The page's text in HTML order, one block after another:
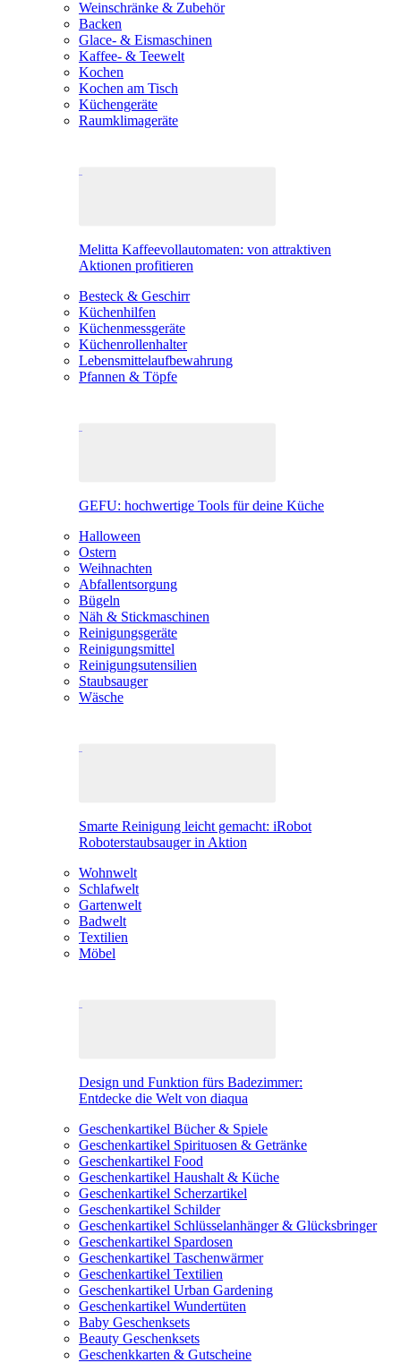
Weinschränke & Zubehör
Backen
Glace- & Eismaschinen
Kaffee- & Teewelt
Kochen
Kochen am Tisch
Küchengeräte
Raumklimageräte
Melitta Kaffeevollautomaten: von attraktiven
Aktionen profitieren
Besteck & Geschirr
Küchenhilfen
Küchenmessgeräte
Küchenrollenhalter
Lebensmittelaufbewahrung
Pfannen & Töpfe
GEFU: hochwertige Tools für deine Küche
Halloween
Ostern
Weihnachten
Abfallentsorgung
Bügeln
Näh & Stickmaschinen
Reinigungsgeräte
Reinigungsmittel
Reinigungsutensilien
Staubsauger
Wäsche
Smarte Reinigung leicht gemacht: iRobot
Roboterstaubsauger in Aktion
Wohnwelt
Schlafwelt
Gartenwelt
Badwelt
Textilien
Möbel
Design und Funktion fürs Badezimmer:
Entdecke die Welt von diaqua
Geschenkartikel Bücher & Spiele
Geschenkartikel Spirituosen & Getränke
Geschenkartikel Food
Geschenkartikel Haushalt & Küche
Geschenkartikel Scherzartikel
Geschenkartikel Schilder
Geschenkartikel Schlüsselanhänger & Glücksbringer
Geschenkartikel Spardosen
Geschenkartikel Taschenwärmer
Geschenkartikel Textilien
Geschenkartikel Urban Gardening
Geschenkartikel Wundertüten
Baby Geschenksets
Beauty Geschenksets
Geschenkkarten & Gutscheine